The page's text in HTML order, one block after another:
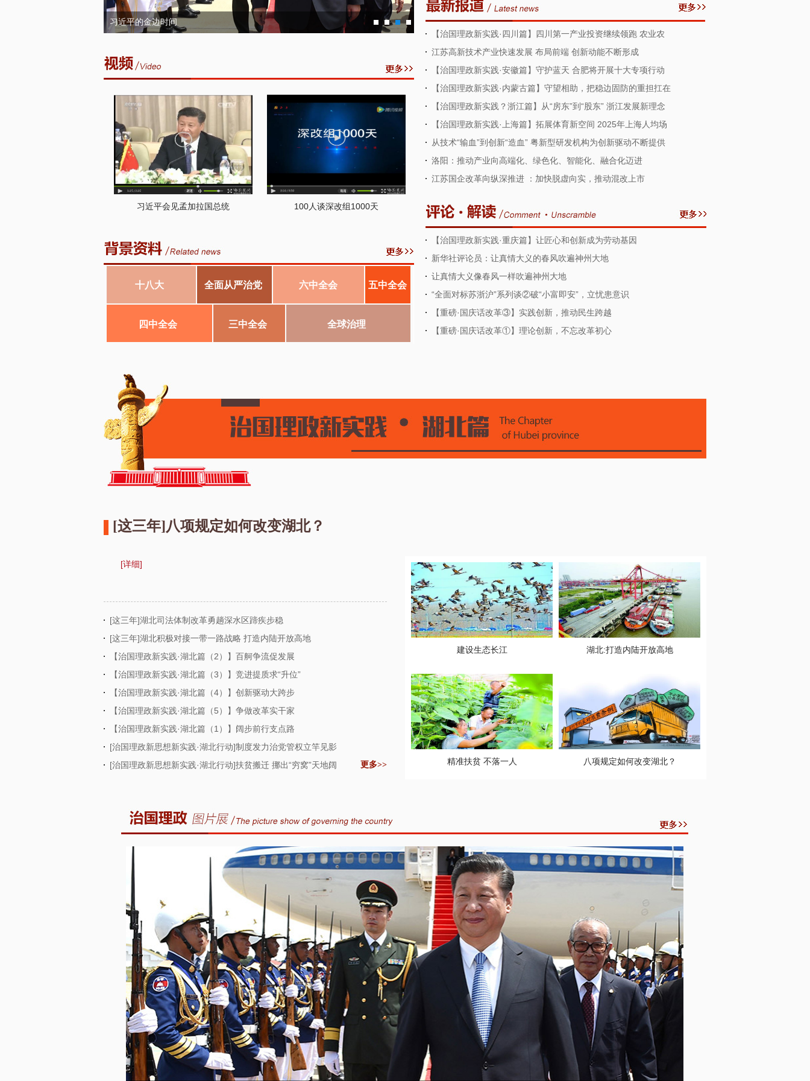
习近平出席金砖国家领导人非正式会晤
习近平会见孟加拉国总统 100人谈深改组1000天
十八大 全面从严治党 六中全会 五中全会
四中全会 三中全会 全球治理
【治国理政新实践·四川篇】四川第一产业投资继续领跑 农业农
村"洼地"效应凸显
江苏高新技术产业快速发展 布局前端 创新动能不断形成
【治国理政新实践·安徽篇】守护蓝天 合肥将开展十大专项行动
【治国理政新实践·内蒙古篇】守望相助，把稳边固防的重担扛在
肩上
【治国理政新实践？浙江篇】从“房东”到“股东” 浙江发展新理念
推动实体经济发展
【治国理政新实践·上海篇】拓展体育新空间 2025年上海人均场
地面积将达2.6平方米
从技术“输血”到创新“造血” 粤新型研发机构为创新驱动不断提供
动能
洛阳：推动产业向高端化、绿色化、智能化、融合化迈进
江苏国企改革向纵深推进 ：加快脱虚向实，推动混改上市
【治国理政新实践·重庆篇】让匠心和创新成为劳动基因
新华社评论员：让真情大义的春风吹遍神州大地
让真情大义像春风一样吹遍神州大地
“全面对标苏浙沪”系列谈②破“小富即安”，立忧患意识
【重磅·国庆话改革③】实践创新，推动民生跨越
【重磅·国庆话改革①】理论创新，不忘改革初心
[这三年]八项规定如何改变湖北？
[详细]
[这三年]湖北司法体制改革勇趟深水区蹄疾步稳
[这三年]湖北积极对接一带一路战略 打造内陆开放高地
【治国理政新实践·湖北篇（2）】百舸争流促发展
【治国理政新实践·湖北篇（3）】竞进提质求“升位”
【治国理政新实践·湖北篇（4）】创新驱动大跨步
【治国理政新实践·湖北篇（5）】争做改革实干家
【治国理政新实践·湖北篇（1）】阔步前行支点路
[治国理政新思想新实践·湖北行动]制度发力治党管权立竿见影
[治国理政新思想新实践·湖北行动]扶贫搬迁 挪出“穷窝”天地阔
更多>>
建设生态长江 湖北:打造内陆开放高地
精准扶贫 不落一人 八项规定如何改变湖北？